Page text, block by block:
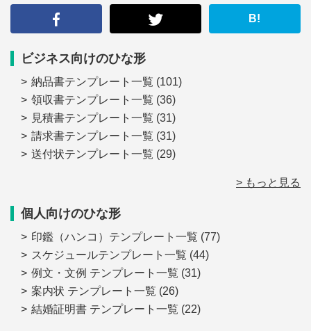
B!
ビジネス向けのひな形
納品書テンプレート一覧 (101)
領収書テンプレート一覧 (36)
見積書テンプレート一覧 (31)
請求書テンプレート一覧 (31)
送付状テンプレート一覧 (29)
> もっと見る
個人向けのひな形
印鑑（ハンコ）テンプレート一覧 (77)
スケジュールテンプレート一覧 (44)
例文・文例 テンプレート一覧 (31)
案内状 テンプレート一覧 (26)
結婚証明書 テンプレート一覧 (22)